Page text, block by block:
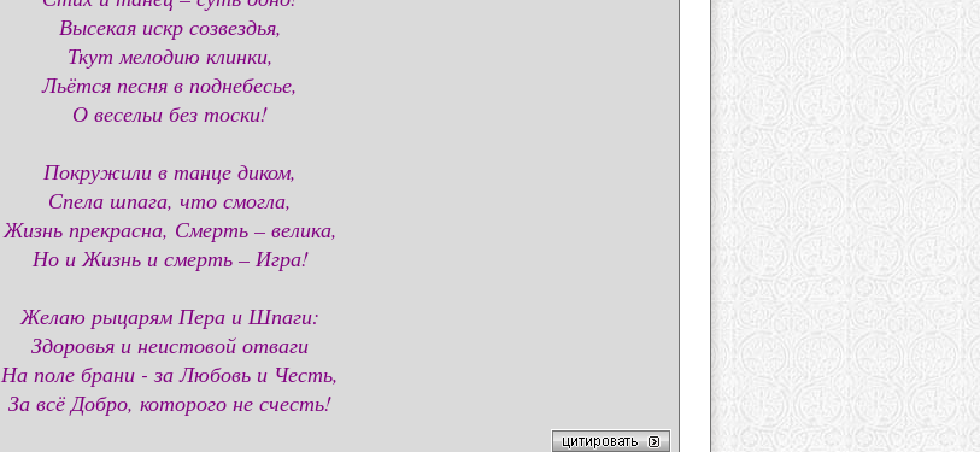
Высекая искр созвездья,
Ткут мелодию клинки,
Льётся песня в поднебесье,
О весельи без тоски!
Покружили в танце диком,
Спела шпага, что смогла,
Жизнь прекрасна, Смерть – велика,
Но и Жизнь и смерть – Игра!
Желаю рыцарям Пера и Шпаги:
Здоровья и неистовой отваги
На поле брани - за Любовь и Честь,
За всё Добро, которого не счесть!